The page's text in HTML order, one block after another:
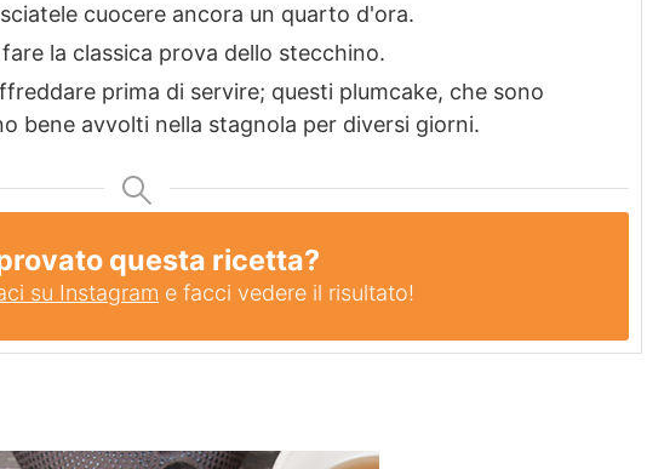
cuocere ancora un quarto d'ora.
la classica prova dello stecchino.
prima di servire; questi plumcake, che sono
bene avvolti nella stagnola per diversi giorni.
questa ricetta?
su Instagram e facci vedere il risultato!